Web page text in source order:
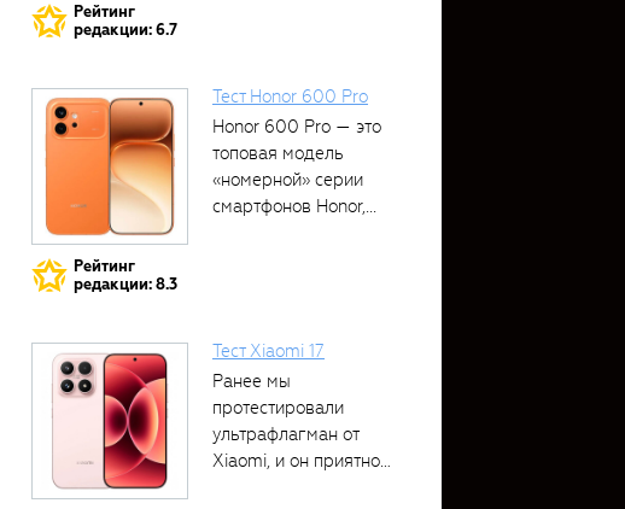
Рейтинг
редакции: 6.7
Рейтинг
редакции: 8.3
Тест Honor 600 Pro
Honor 600 Pro — это
топовая модель
«номерной» серии
смартфонов Honor,...
Тест Xiaomi 17
Ранее мы
протестировали
ультрафлагман от
Xiaomi, и он приятно